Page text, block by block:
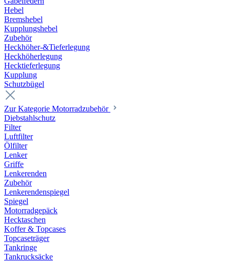
Hebel
Bremshebel
Kupplungshebel
Zubehör
Heckhöher-&Tieferlegung
Heckhöherlegung
Hecktieferlegung
Kupplung
Schutzbügel
Zur Kategorie Motorradzubehör
Diebstahlschutz
Filter
Luftfilter
Ölfilter
Lenker
Griffe
Lenkerenden
Zubehör
Lenkerendenspiegel
Spiegel
Motorradgepäck
Hecktaschen
Koffer & Topcases
Topcaseträger
Tankringe
Tankrucksäcke